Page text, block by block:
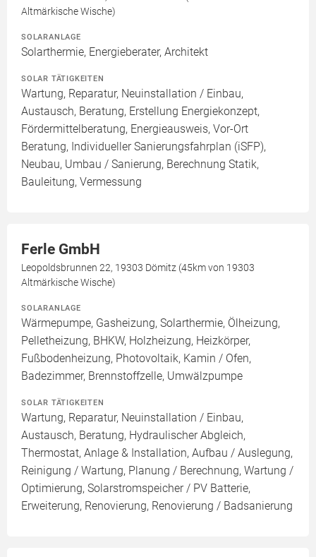
Altmärkische Wische)
SOLARANLAGE
Solarthermie, Energieberater, Architekt
SOLAR TÄTIGKEITEN
Wartung, Reparatur, Neuinstallation / Einbau,
Austausch, Beratung, Erstellung Energiekonzept,
Fördermittelberatung, Energieausweis, Vor-Ort
Beratung, Individueller Sanierungsfahrplan (iSFP),
Neubau, Umbau / Sanierung, Berechnung Statik,
Bauleitung, Vermessung
Ferle GmbH
Leopoldsbrunnen 22, 19303 Dömitz (45km von 19303
Altmärkische Wische)
SOLARANLAGE
Wärmepumpe, Gasheizung, Solarthermie, Ölheizung,
Pelletheizung, BHKW, Holzheizung, Heizkörper,
Fußbodenheizung, Photovoltaik, Kamin / Ofen,
Badezimmer, Brennstoffzelle, Umwälzpumpe
SOLAR TÄTIGKEITEN
Wartung, Reparatur, Neuinstallation / Einbau,
Austausch, Beratung, Hydraulischer Abgleich,
Thermostat, Anlage & Installation, Aufbau / Auslegung,
Reinigung / Wartung, Planung / Berechnung, Wartung /
Optimierung, Solarstromspeicher / PV Batterie,
Erweiterung, Renovierung, Renovierung / Badsanierung